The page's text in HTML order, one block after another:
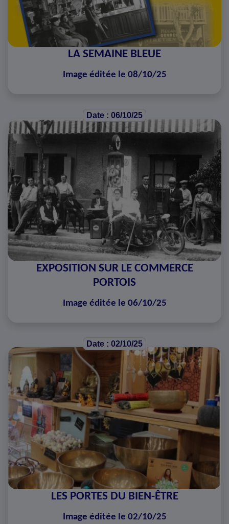
LA SEMAINE BLEUE
Image éditée le 08/10/25
Date : 06/10/25
EXPOSITION SUR LE COMMERCE
PORTOIS
Image éditée le 06/10/25
Date : 02/10/25
LES PORTES DU BIEN-ÊTRE
Image éditée le 02/10/25